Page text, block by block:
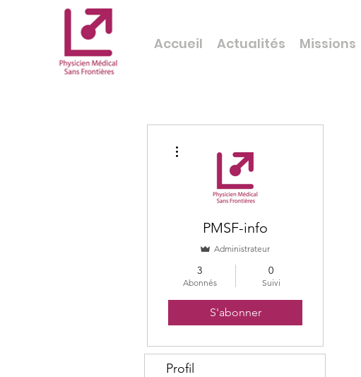
Accueil Actualités Missions
PMSF-info
Administrateur
3
Abonnés
0
Suivi
S'abonner
Profil